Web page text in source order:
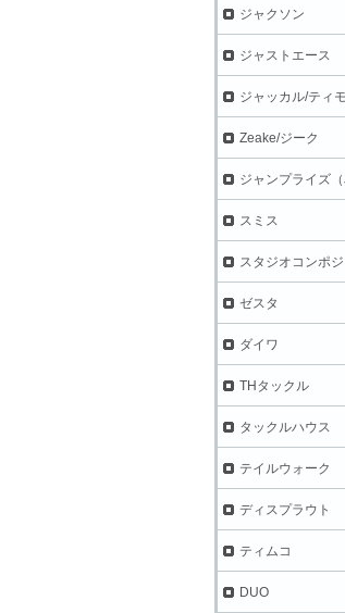
ジャクソン
ジャストエース
ジャッカル/ティ
Zeake/ジーク
ジャンプライズ（
スミス
スタジオコンポジ
ゼスタ
ダイワ
THタックル
タックルハウス
テイルウォーク
ディスプラウト
ティムコ
DUO